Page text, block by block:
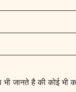
जानते है की कोई भी